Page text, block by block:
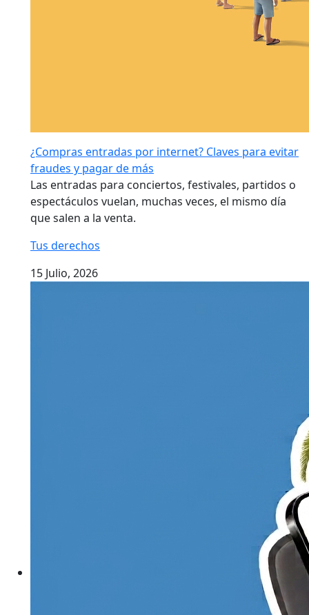
¿Compras entradas por internet? Claves para evitar
fraudes y pagar de más
Las entradas para conciertos, festivales, partidos o
espectáculos vuelan, muchas veces, el mismo día
que salen a la venta.
Tus derechos
15 Julio, 2026